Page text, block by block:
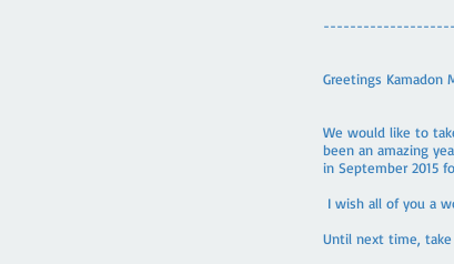
Greetings Kamadon
We would like to
been an amazing
in September 2015
I wish all of you a
Until next time, take